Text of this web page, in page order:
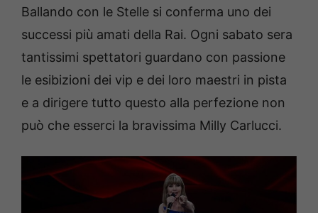
Ballando con le Stelle si conferma uno dei
successi più amati della Rai. Ogni sabato sera
tantissimi spettatori guardano con passione
le esibizioni dei vip e dei loro maestri in pista
e a dirigere tutto questo alla perfezione non
può che esserci la bravissima Milly Carlucci.